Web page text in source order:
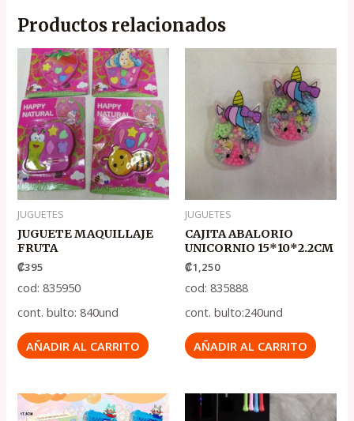
Productos relacionados
JUGUETES
JUGUETE MAQUILLAJE
FRUTA
₡395
cod: 835950
cont. bulto: 840und
AÑADIR AL CARRITO
JUGUETES
CAJITA ABALORIO
UNICORNIO 15*10*2.2CM
₡1,250
cod: 835888
cont. bulto:240und
AÑADIR AL CARRITO
El
precio
El
precio
precioprecio